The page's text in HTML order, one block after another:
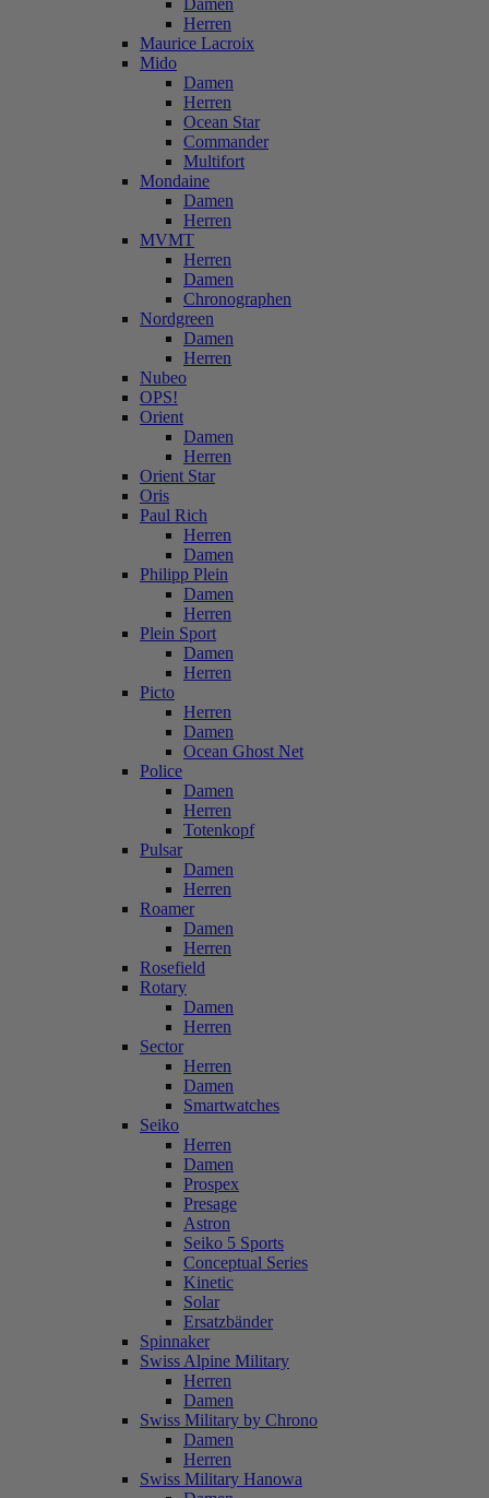
Damen
Herren
Maurice Lacroix
Mido
Damen
Herren
Ocean Star
Commander
Multifort
Mondaine
Damen
Herren
MVMT
Herren
Damen
Chronographen
Nordgreen
Damen
Herren
Nubeo
OPS!
Orient
Damen
Herren
Orient Star
Oris
Paul Rich
Herren
Damen
Philipp Plein
Damen
Herren
Plein Sport
Damen
Herren
Picto
Herren
Damen
Ocean Ghost Net
Police
Damen
Herren
Totenkopf
Pulsar
Damen
Herren
Roamer
Damen
Herren
Rosefield
Rotary
Damen
Herren
Sector
Herren
Damen
Smartwatches
Seiko
Herren
Damen
Prospex
Presage
Astron
Seiko 5 Sports
Conceptual Series
Kinetic
Solar
Ersatzbänder
Spinnaker
Swiss Alpine Military
Herren
Damen
Swiss Military by Chrono
Damen
Herren
Swiss Military Hanowa